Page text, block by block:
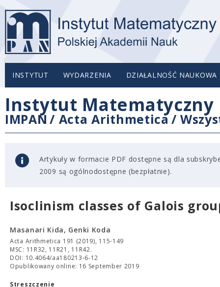
INSTYTUT WYDARZENIA DZIAŁALNOŚĆ NAUKOWA
Instytut
IMPAN / Acta Arithmetica/
Artykuły w formacie PDF dostępne są dla
2009 są ogólnodostępne (bezpłatnie).
Isoclinism classes of Galois
Masanari Kida, Genki Koda
Acta Arithmetica 191 (2019), 115-149
MSC: 11R32, 11R21, 11R42.
DOI: 10.4064/aa180213-6-12
Opublikowany online: 16 September 2019
Streszczenie